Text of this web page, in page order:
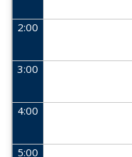
2:00
3:00
4:00
5:00